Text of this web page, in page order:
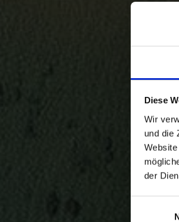
Diese
Wir
und die
der